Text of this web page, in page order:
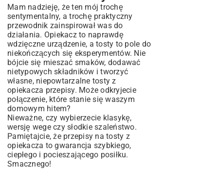
Mam nadzieję, że ten mój trochę
sentymentalny, a trochę praktyczny
przewodnik zainspirował was do
działania. Opiekacz to naprawdę
wdzięczne urządzenie, a tosty to pole do
niekończących się eksperymentów. Nie
bójcie się mieszać smaków, dodawać
nietypowych składników i tworzyć
własne, niepowtarzalne tosty z
opiekacza przepisy. Może odkryjecie
połączenie, które stanie się waszym
domowym hitem?
Nieważne, czy wybierzecie klasykę,
wersję wege czy słodkie szaleństwo.
Pamiętajcie, że przepisy na tosty z
opiekacza to gwarancja szybkiego,
ciepłego i pocieszającego posiłku.
Smacznego!